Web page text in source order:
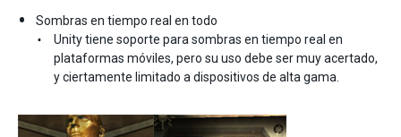
Sombras en tiempo real en todo
Unity tiene soporte para sombras en tiempo real en
plataformas móviles, pero su uso debe ser muy acertado,
y ciertamente limitado a dispositivos de alta gama.